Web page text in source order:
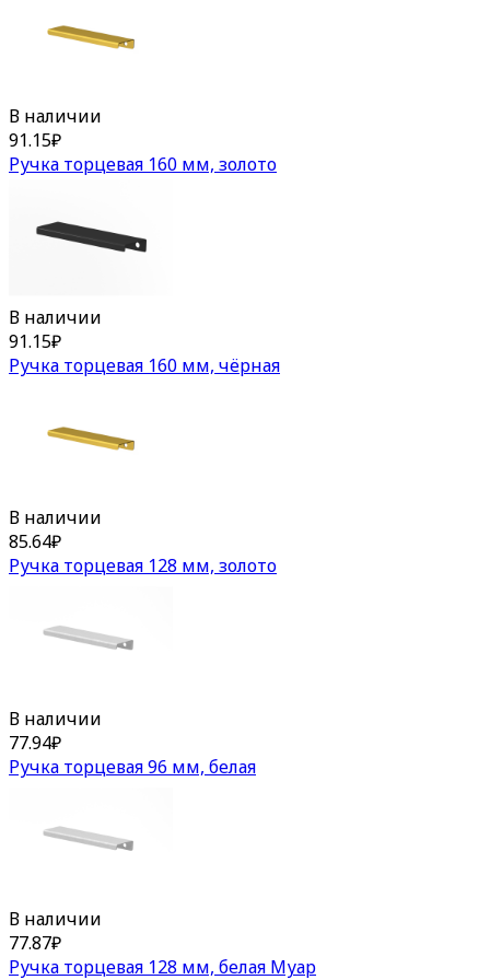
В наличии
91.15₽
Ручка торцевая 160 мм, золото
В наличии
91.15₽
Ручка торцевая 160 мм, чёрная
В наличии
85.64₽
Ручка торцевая 128 мм, золото
В наличии
77.94₽
Ручка торцевая 96 мм, белая
В наличии
77.87₽
Ручка торцевая 128 мм, белая Муар